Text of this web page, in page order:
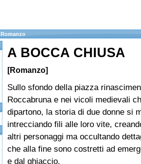
Romanzo
A BOCCA CHIUSA
[Romanzo]
Sullo sfondo della piazza
Roccabruna e nei vicoli medievali
dipartono, la storia di due donne si
intrecciando fili alle loro vite,
altri personaggi ma occultando
che alla fine sono costretti ad
e dal ghiaccio.